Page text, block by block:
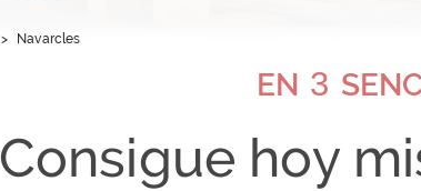
> Navarcles
EN 3
Consigue hoy